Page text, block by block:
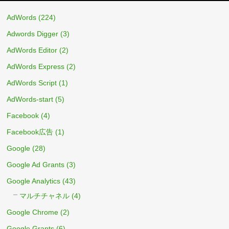
AdWords (224)
Adwords Digger (3)
AdWords Editor (2)
AdWords Express (2)
AdWords Script (1)
AdWords-start (5)
Facebook (4)
Facebook広告 (1)
Google (28)
Google Ad Grants (3)
Google Analytics (43)
マルチチャネル (4)
Google Chrome (2)